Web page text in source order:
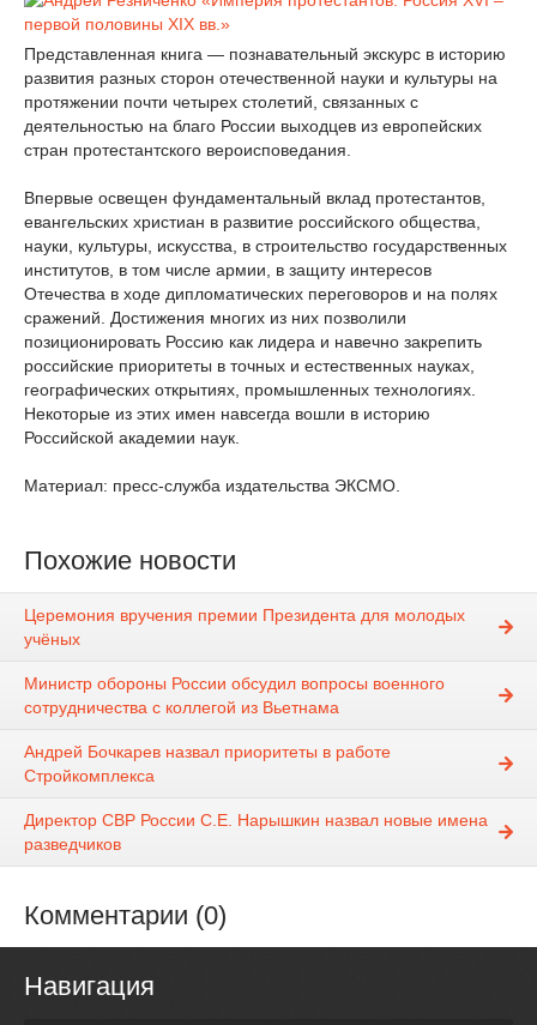
Представленная книга — познавательный экскурс в историю
развития разных сторон отечественной науки и культуры на
протяжении почти четырех столетий, связанных с
деятельностью на благо России выходцев из европейских
стран протестантского вероисповедания.
Впервые освещен фундаментальный вклад протестантов,
евангельских христиан в развитие российского общества,
науки, культуры, искусства, в строительство государственных
институтов, в том числе армии, в защиту интересов
Отечества в ходе дипломатических переговоров и на полях
сражений. Достижения многих из них позволили
позиционировать Россию как лидера и навечно закрепить
российские приоритеты в точных и естественных науках,
географических открытиях, промышленных технологиях.
Некоторые из этих имен навсегда вошли в историю
Российской академии наук.
Материал: пресс-служба издательства ЭКСМО.
Похожие новости
Церемония вручения премии Президента для молодых
учёных
Министр обороны России обсудил вопросы военного
сотрудничества с коллегой из Вьетнама
Андрей Бочкарев назвал приоритеты в работе
Стройкомплекса
Директор СВР России С.Е. Нарышкин назвал новые имена
разведчиков
Комментарии (0)
Навигация